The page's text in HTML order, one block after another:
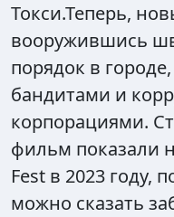
Токси.Теперь,
вооружившись
порядок в
бандитами и
корпорациями.
фильм показали
Fest в 2023 году,
можно сказать